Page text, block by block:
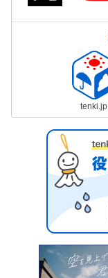
tenki.jp